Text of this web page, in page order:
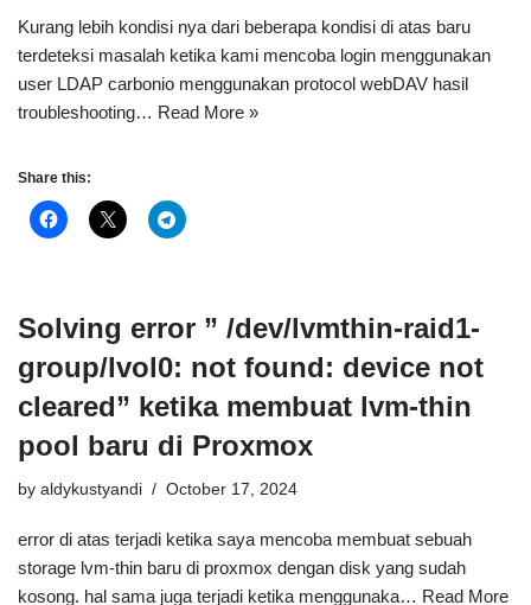
Kurang lebih kondisi nya dari beberapa kondisi di atas baru
terdeteksi masalah ketika kami mencoba login menggunakan
user LDAP carbonio menggunakan protocol webDAV hasil
troubleshooting… Read More »
Share this:
Solving error ” /dev/lvmthin-raid1-
group/lvol0: not found: device not
cleared” ketika membuat lvm-thin
pool baru di Proxmox
by aldykustyandi October 17, 2024
error di atas terjadi ketika saya mencoba membuat sebuah
storage lvm-thin baru di proxmox dengan disk yang sudah
kosong. hal sama juga terjadi ketika menggunaka… Read More